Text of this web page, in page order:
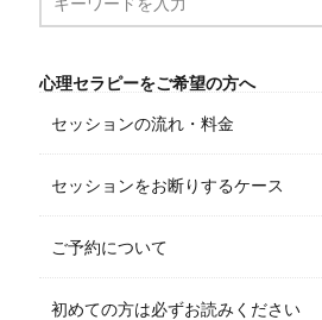
心理セラピーをご希望の方へ
セッションの流れ・料金
セッションをお断りするケース
ご予約について
初めての方は必ずお読みください